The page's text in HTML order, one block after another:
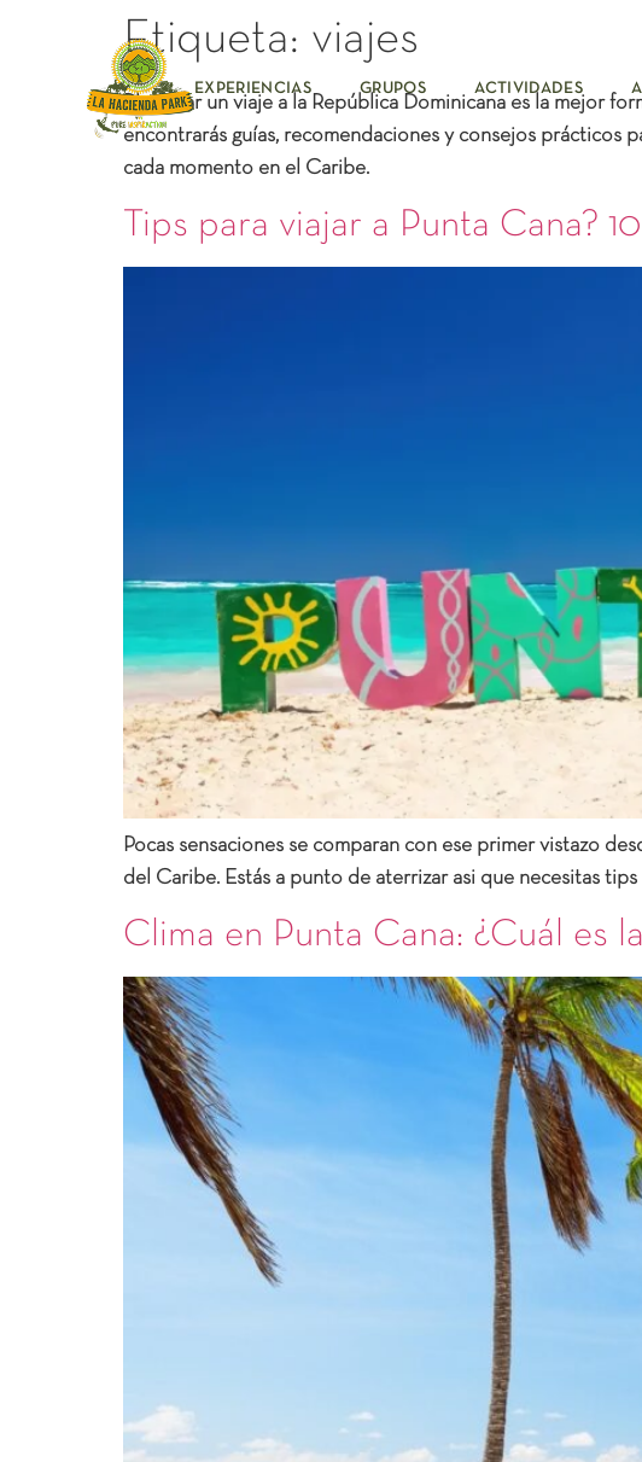
EXPERIENCIAS GRUPOS ACTIVIDADES
Etiqueta: viajes
Planificar un viaje a la República Dominicana es la mejor
encontrarás guías, recomendaciones y consejos prácticos
cada momento en el Caribe.
Tips para viajar a Punta Cana?
Pocas sensaciones se comparan con ese primer vistazo
del Caribe. Estás a punto de aterrizar asi que necesitas
Clima en Punta Cana: ¿Cuál es